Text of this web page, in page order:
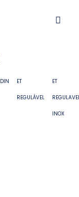
DIN ET
REGULÁVEL
ET
INOX